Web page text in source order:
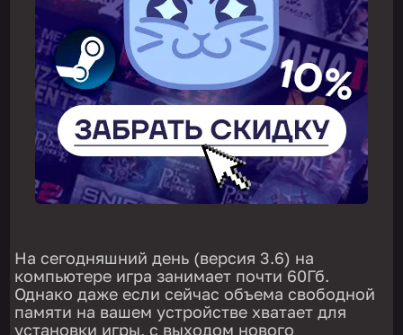
На сегодняшний день (версия 3.6) на
компьютере игра занимает почти 60Гб.
Однако даже если сейчас объема свободной
памяти на вашем устройстве хватает для
установки игры, с выходом нового